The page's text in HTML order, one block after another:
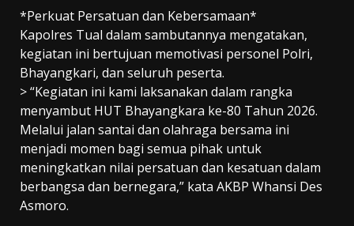
*Perkuat Persatuan dan Kebersamaan*
Kapolres Tual dalam sambutannya mengatakan,
kegiatan ini bertujuan memotivasi personel Polri,
Bhayangkari, dan seluruh peserta.
> “Kegiatan ini kami laksanakan dalam rangka
menyambut HUT Bhayangkara ke-80 Tahun 2026.
Melalui jalan santai dan olahraga bersama ini
menjadi momen bagi semua pihak untuk
meningkatkan nilai persatuan dan kesatuan dalam
berbangsa dan bernegara,” kata AKBP Whansi Des
Asmoro.